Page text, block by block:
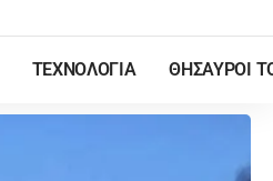
ΤΕΧΝΟΛΟΓΙΑ ΘΗΣΑΥΡΟΙ